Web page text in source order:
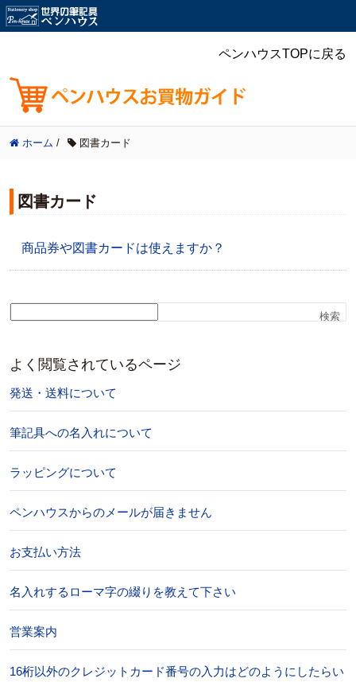
ペンハウスTOPに戻る
ホーム / 図書カード
図書カード
商品券や図書カードは使えますか？
検索
よく閲覧されているページ
発送・送料について
筆記具への名入れについて
ラッピングについて
ペンハウスからのメールが届きません
お支払い方法
名入れするローマ字の綴りを教えて下さい
営業案内
16桁以外のクレジットカード番号の入力はどのようにしたらい